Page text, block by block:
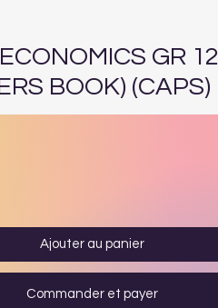
GR 12
BOOK) (CAPS)
Ajouter au panier
Commander et payer